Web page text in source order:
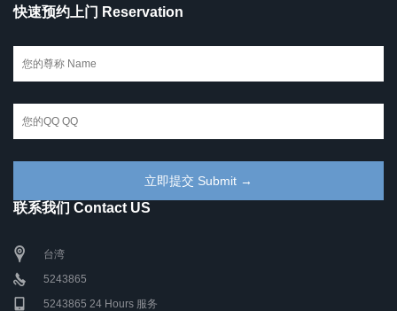
快速预约上门 Reservation
联系我们 Contact US
台湾
5243865
5243865 24 Hours 服务